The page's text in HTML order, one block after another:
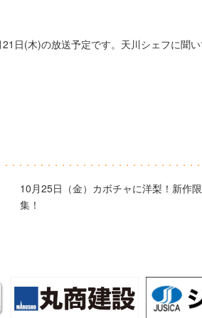
日(木)の放送予定です。天川シェフに聞
10月25日（金）カボチャに洋梨！新作
集！